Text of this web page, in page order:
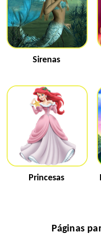
Sirenas
Princesas
Páginas